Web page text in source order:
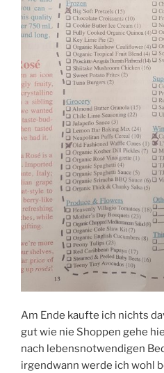
Am Ende kaufte ich nichts
gut wie nie Shoppen gehe
nach lebensnotwendigen
irgendwann werde ich wohl